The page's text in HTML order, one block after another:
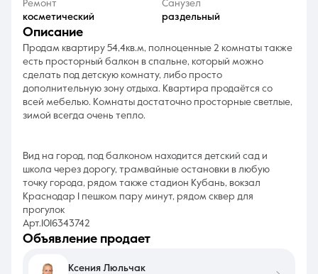
Ремонт
косметический
Санузел
раздельный
описание
Продам квартиру 54,4кв.м, полноценные 2 комнаты также
есть просторный балкон в спальне, который можно
сделать под детскую комнату, либо просто
дополнительную зону отдыха. Квартира продаётся со
всей мебелью. Комнаты достаточно просторные светлые,
зимой всегда очень тепло.
Вид на город, под балконом находится детский сад и
школа через дорогу, трамвайные остановки в любую
точку города, рядом также стадион Кубань, вокзал
Краснодар 1 пешком пару минут, рядом сквер для
прогулок
Арт.1016343742
объявление продает
Ксения Люльчак